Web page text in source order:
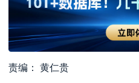
责编： 黄仁贵